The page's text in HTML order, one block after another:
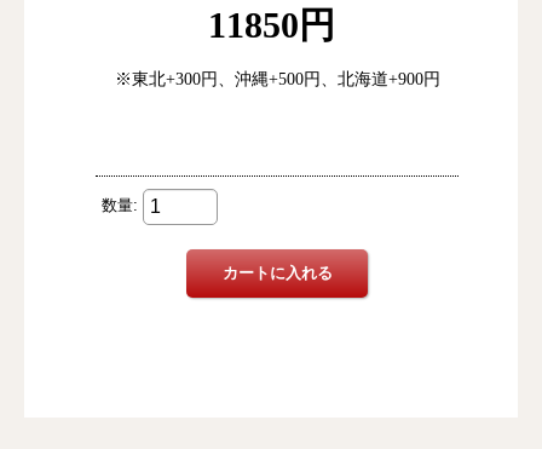
11850円
※東北+300円、沖縄+500円、北海道+900円